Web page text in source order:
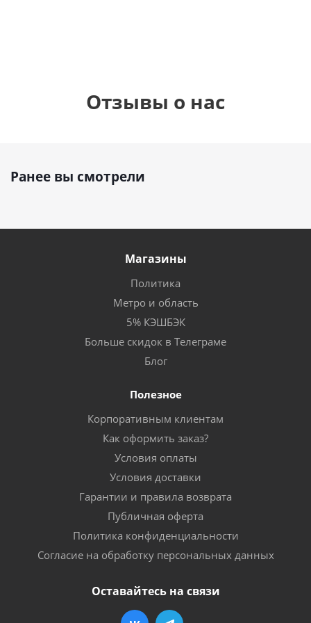
Отзывы о нас
Ранее вы смотрели
Магазины
Политика
Метро и область
5% КЭШБЭК
Больше скидок в Телеграме
Блог
Полезное
Корпоративным клиентам
Как оформить заказ?
Условия оплаты
Условия доставки
Гарантии и правила возврата
Публичная оферта
Политика конфиденциальности
Согласие на обработку персональных данных
Оставайтесь на связи